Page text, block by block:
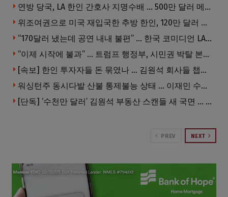
연방 당국, LA 한인 간호사 지명수배 … 500만 달러 메디캐어 사기, 선고 직전 한국 도주
위조여권으로 미국 재입국한 추방 한인, 120만 달러 은행 사기 행각
“170달러 냈는데 공연 내내 불편” … 한국 코미디언 LA공연, 음향 불량에 외모 비하 개그 논란
“이제 시작에 불과” … 트럼프 행정부, 시민권 박탈 본격화
[속보] 한인 투자자들 돈 묶였나 … 김원석 회사들 챕터7 강제파산·자진파산 잇따라 신청
워싱턴주 동시다발 산불 통제불능 상태 … 이재민 수십만명
[단독] ‘수천만 달러’ 김원석 부동산 스캔들 새 국면 … 한인 투자자들 소송 잇따라 ‘디폴트’ 절차
PREV NEXT